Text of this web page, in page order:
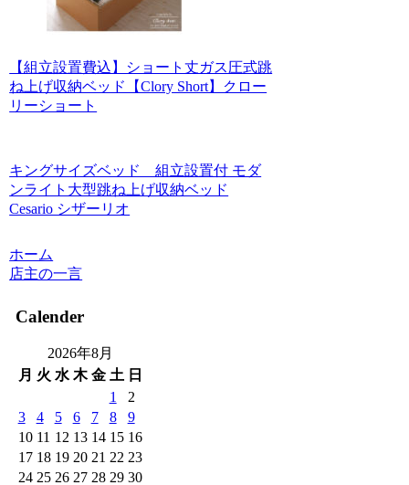
【組立設置費込】ショート丈ガス圧式跳
ね上げ収納ベッド【Clory Short】クロー
リーショート
キングサイズベッド 組立設置付 モダ
ンライト大型跳ね上げ収納ベッド
Cesario シザーリオ
ホーム
店主の一言
Calender
2026年8月
月 火 水 木 金 土 日
1
2
3
4 5 6 7 8
9
10 11 12 13 14 15 16
17 18 19 20 21 22 23
24 25 26 27 28 29 30